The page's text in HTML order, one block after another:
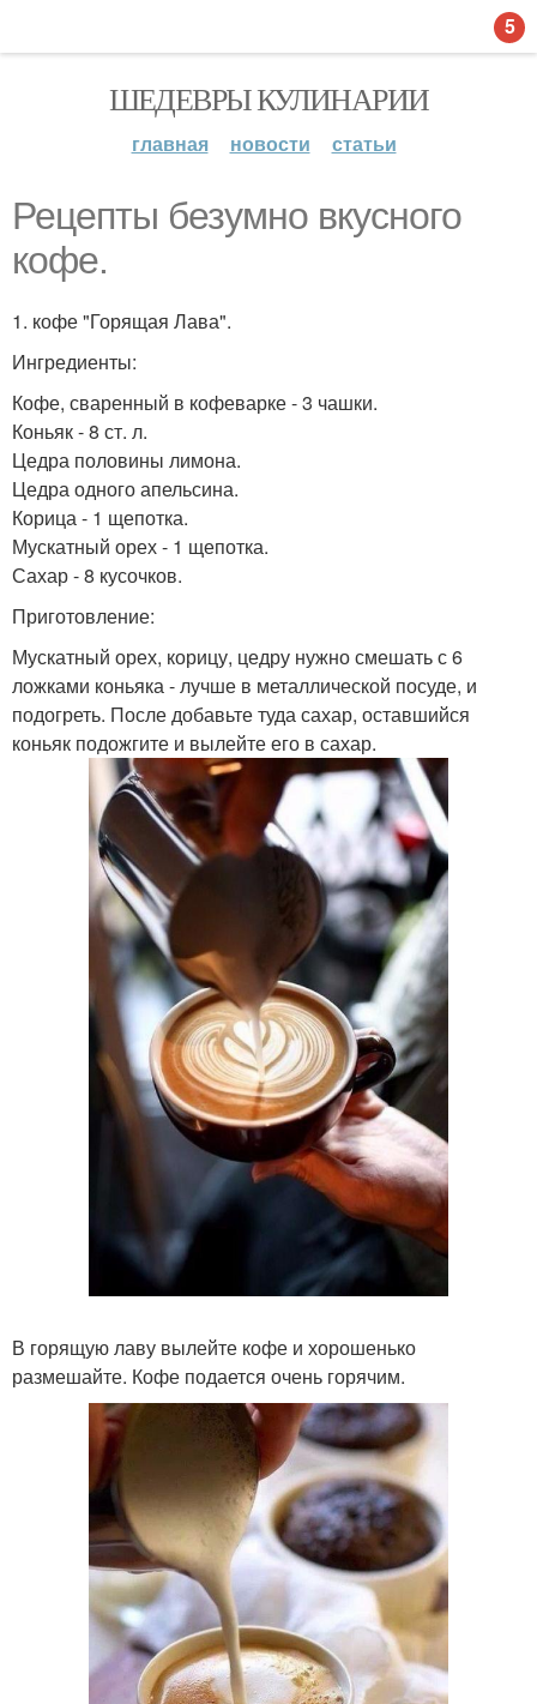
ШЕДЕВРЫ КУЛИНАРИИ
главная новости статьи
Рецепты безумно вкусного
кофе.
1. кофе "Горящая Лава".
Ингредиенты:
Кофе, сваренный в кофеварке - 3 чашки.
Коньяк - 8 ст. л.
Цедра половины лимона.
Цедра одного апельсина.
Корица - 1 щепотка.
Мускатный орех - 1 щепотка.
Сахар - 8 кусочков.
Приготовление:
Мускатный орех, корицу, цедру нужно смешать с 6
ложками коньяка - лучше в металлической посуде, и
подогреть. После добавьте туда сахар, оставшийся
коньяк подожгите и вылейте его в сахар.
В горящую лаву вылейте кофе и хорошенько
размешайте. Кофе подается очень горячим.
5